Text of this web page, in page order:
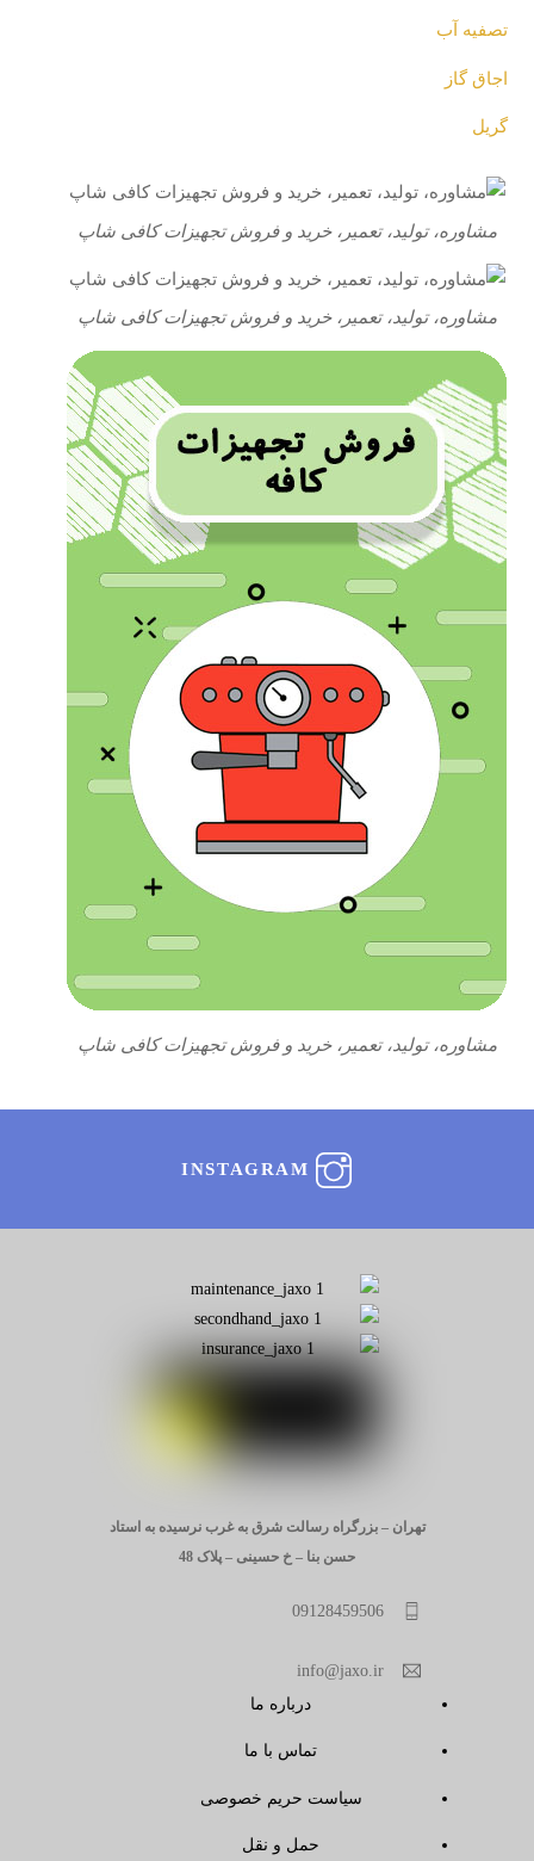
تصفیه آب
اجاق گاز
گریل
مشاوره، تولید، تعمیر، خرید و فروش تجهیزات کافی شاپ
مشاوره، تولید، تعمیر، خرید و فروش تجهیزات کافی شاپ
مشاوره، تولید، تعمیر، خرید و فروش تجهیزات کافی شاپ
INSTAGRAM
تهران – بزرگراه رسالت شرق به غرب نرسیده به استاد
حسن بنا – خ حسینی – پلاک 48
09128459506
info@jaxo.ir
درباره ما
تماس با ما
سیاست حریم خصوصی
حمل و نقل